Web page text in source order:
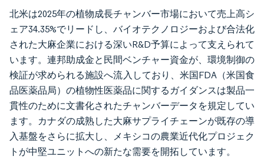
北米は2025年の植物成長チャンバー市場において売上高シ
ェア34.35%でリードし、バイオテクノロジーおよび合法化
された大麻企業における深いR&D予算によって支えられて
います。連邦助成金と民間ベンチャー資金が、環境制御の
検証が求められる施設へ流入しており、米国FDA（米国食
品医薬品局）の植物性医薬品に関するガイダンスは製品一
貫性のために文書化されたチャンバーデータを規定してい
ます。カナダの成熟した大麻サプライチェーンが既存の導
入基盤をさらに拡大し、メキシコの農業近代化プロジェク
トが中堅ユニットへの新たな需要を開拓しています。